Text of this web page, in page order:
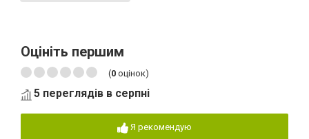
Оцініть першим
(0 оцінок)
5 переглядів в серпні
Я рекомендую